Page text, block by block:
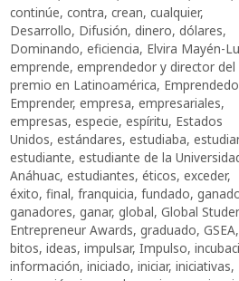
continúe, contra, crean, cualquier,
Desarrollo, Difusión, dinero, dólares,
Dominando, eficiencia, Elvira Mayén-
emprende, emprendedor y director del
premio en Latinoamérica,
Emprender, empresa, empresariales,
empresas, especie, espíritu, Estados
Unidos, estándares, estudiaba,
estudiante, estudiante de la
Anáhuac, estudiantes, éticos, exceder,
éxito, final, franquicia, fundado,
ganadores, ganar, global, Global
Entrepreneur Awards, graduado, GSEA,
bi­tos, ideas, impulsar, Impulso,
información, iniciado, iniciar, iniciativas,